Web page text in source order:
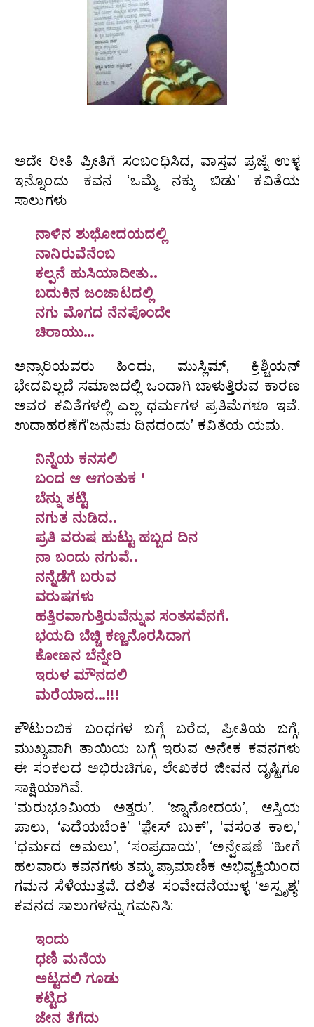
ಅದೇ ರೀತಿ ಪ್ರೀತಿಗೆ ಸಂಬಂಧಿಸಿದ, ವಾಸ್ತವ ಪ್ರಜ್ನೆ ಉಳ್ಳ
ಇನ್ನೊಂದು ಕವನ ‘ಒಮ್ಮೆ ನಕ್ಕು ಬಿಡು’ ಕವಿತೆಯ
ಸಾಲುಗಳು
ನಾಳಿನ ಶುಭೋದಯದಲ್ಲಿ
ನಾನಿರುವೆನೆಂಬ
ಕಲ್ಪನೆ ಹುಸಿಯಾದೀತು..
ಬದುಕಿನ ಜಂಜಾಟದಲ್ಲಿ
ನಗು ಮೊಗದ ನೆನಪೊಂದೇ
ಚಿರಾಯು…
ಅನ್ಸಾರಿಯವರು ಹಿಂದು, ಮುಸ್ಲಿಮ್, ಕ್ರಿಶ್ಚಿಯನ್
ಭೇದವಿಲ್ಲದೆ ಸಮಾಜದಲ್ಲಿ ಒಂದಾಗಿ ಬಾಳುತ್ತಿರುವ ಕಾರಣ
ಅವರ ಕವಿತೆಗಳಲ್ಲಿ ಎಲ್ಲ ಧರ್ಮಗಳ ಪ್ರತಿಮೆಗಳೂ ಇವೆ.
ಉದಾಹರಣೆಗೆ’ಜನುಮ ದಿನದಂದು’ ಕವಿತೆಯ ಯಮ.
ನಿನ್ನೆಯ ಕನಸಲಿ
ಬಂದ ಆ ಆಗಂತುಕ ‘
ಬೆನ್ನು ತಟ್ಟಿ
ನಗುತ ನುಡಿದ..
ಪ್ರತಿ ವರುಷ ಹುಟ್ಟು ಹಬ್ಬದ ದಿನ
ನಾ ಬಂದು ನಗುವೆ..
ನನ್ನೆಡೆಗೆ ಬರುವ
ವರುಷಗಳು
ಹತ್ತಿರವಾಗುತ್ತಿರುವೆನ್ನುವ ಸಂತಸವೆನಗೆ.
ಭಯದಿ ಬೆಚ್ಚಿ ಕಣ್ಣನೊರಸಿದಾಗ
ಕೋಣನ ಬೆನ್ನೇರಿ
ಇರುಳ ಮೌನದಲಿ
ಮರೆಯಾದ…!!!
ಕೌಟುಂಬಿಕ ಬಂಧಗಳ ಬಗ್ಗೆ ಬರೆದ, ಪ್ರೀತಿಯ ಬಗ್ಗೆ,
ಮುಖ್ಯವಾಗಿ ತಾಯಿಯ ಬಗ್ಗೆ ಇರುವ ಅನೇಕ ಕವನಗಳು
ಈ ಸಂಕಲದ ಅಭಿರುಚಿಗೂ, ಲೇಖಕರ ಜೀವನ ದೃಷ್ಟಿಗೂ
ಸಾಕ್ಷಿಯಾಗಿವೆ.
‘ಮರುಭೂಮಿಯ ಅತ್ತರು’. ‘ಜ್ನಾನೋದಯ’, ಆಸ್ತಿಯ
ಪಾಲು, ‘ಎದೆಯಬೆಂಕಿ’ ‘ಫ಼ೇಸ್ ಬುಕ್’, ‘ವಸಂತ ಕಾಲ,’
‘ಧರ್ಮದ ಅಮಲು’, ‘ಸಂಪ್ರದಾಯ’, ‘ಅನ್ವೇಷಣೆ ‘ಹೀಗೆ
ಹಲವಾರು ಕವನಗಳು ತಮ್ಮ ಪ್ರಾಮಾಣಿಕ ಅಭಿವ್ಯಕ್ತಿಯಿಂದ
ಗಮನ ಸೆಳೆಯುತ್ತವೆ. ದಲಿತ ಸಂವೇದನೆಯುಳ್ಳ ‘ಅಸ್ಪೃಶ್ಯ’
ಕವನದ ಸಾಲುಗಳನ್ನು ಗಮನಿಸಿ:
ಇಂದು
ಧಣಿ ಮನೆಯ
ಅಟ್ಟದಲಿ ಗೂಡು
ಕಟ್ಟಿದ
ಜೇನ ತೆಗೆದು